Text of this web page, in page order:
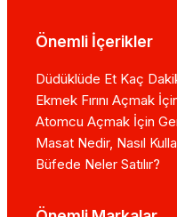
Önemli İçerikler
Düdüklüde Et Kaç
Ekmek Fırını Açmak
Atomcu Açmak İçin
Masat Nedir, Nasıl
Büfede Neler Satılır?